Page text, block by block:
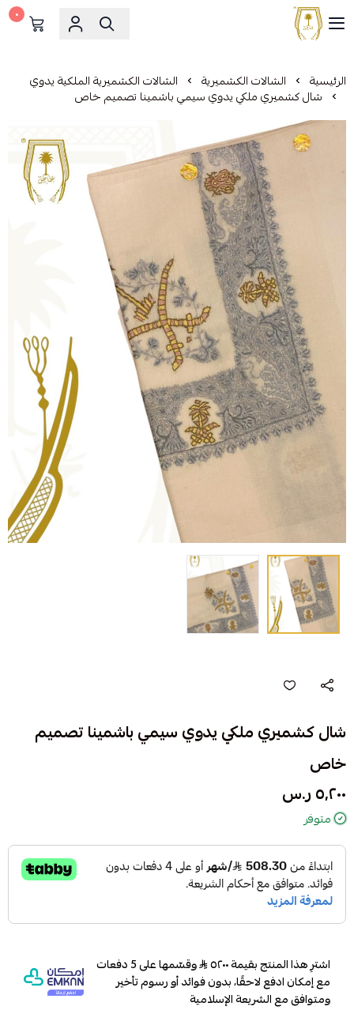
مشالح المهدي الملكية
٠
الرئيسية الشالات الكشميرية الشالات الكشميرية الملكية يدوي
شال كشميري ملكي يدوي سيمي باشمينا تصميم خاص
شال كشميري ملكي يدوي سيمي باشمينا تصميم
خاص
٥٬٢٠٠ ر.س
متوفر
اشترِ هذا المنتج بقيمة ٥٢٠٠
وقسّمها على 5 دفعات
مع إمكان ادفع لاحقًا، بدون فوائد أو رسوم تأخير
ومتوافق مع الشريعة الإسلامية